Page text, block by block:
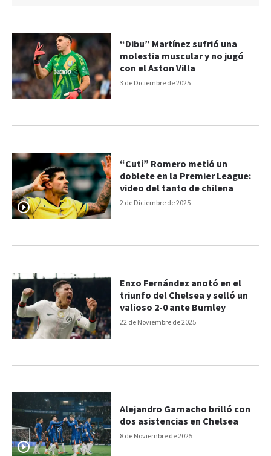
3 de Diciembre de 2025
“Dibu” Martínez sufrió una
molestia muscular y no jugó
con el Aston Villa
2 de Diciembre de 2025
“Cuti” Romero metió un
doblete en la Premier League:
video del tanto de chilena
22 de Noviembre de 2025
Enzo Fernández anotó en el
triunfo del Chelsea y selló un
valioso 2-0 ante Burnley
8 de Noviembre de 2025
Alejandro Garnacho brilló con
dos asistencias en Chelsea